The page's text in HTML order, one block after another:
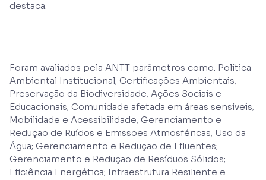
destaca.
Foram avaliados pela ANTT parâmetros como: Política
Ambiental Institucional; Certificações Ambientais;
Preservação da Biodiversidade; Ações Sociais e
Educacionais; Comunidade afetada em áreas sensíveis;
Mobilidade e Acessibilidade; Gerenciamento e
Redução de Ruídos e Emissões Atmosféricas; Uso da
Água; Gerenciamento e Redução de Efluentes;
Gerenciamento e Redução de Resíduos Sólidos;
Eficiência Energética; Infraestrutura Resiliente e